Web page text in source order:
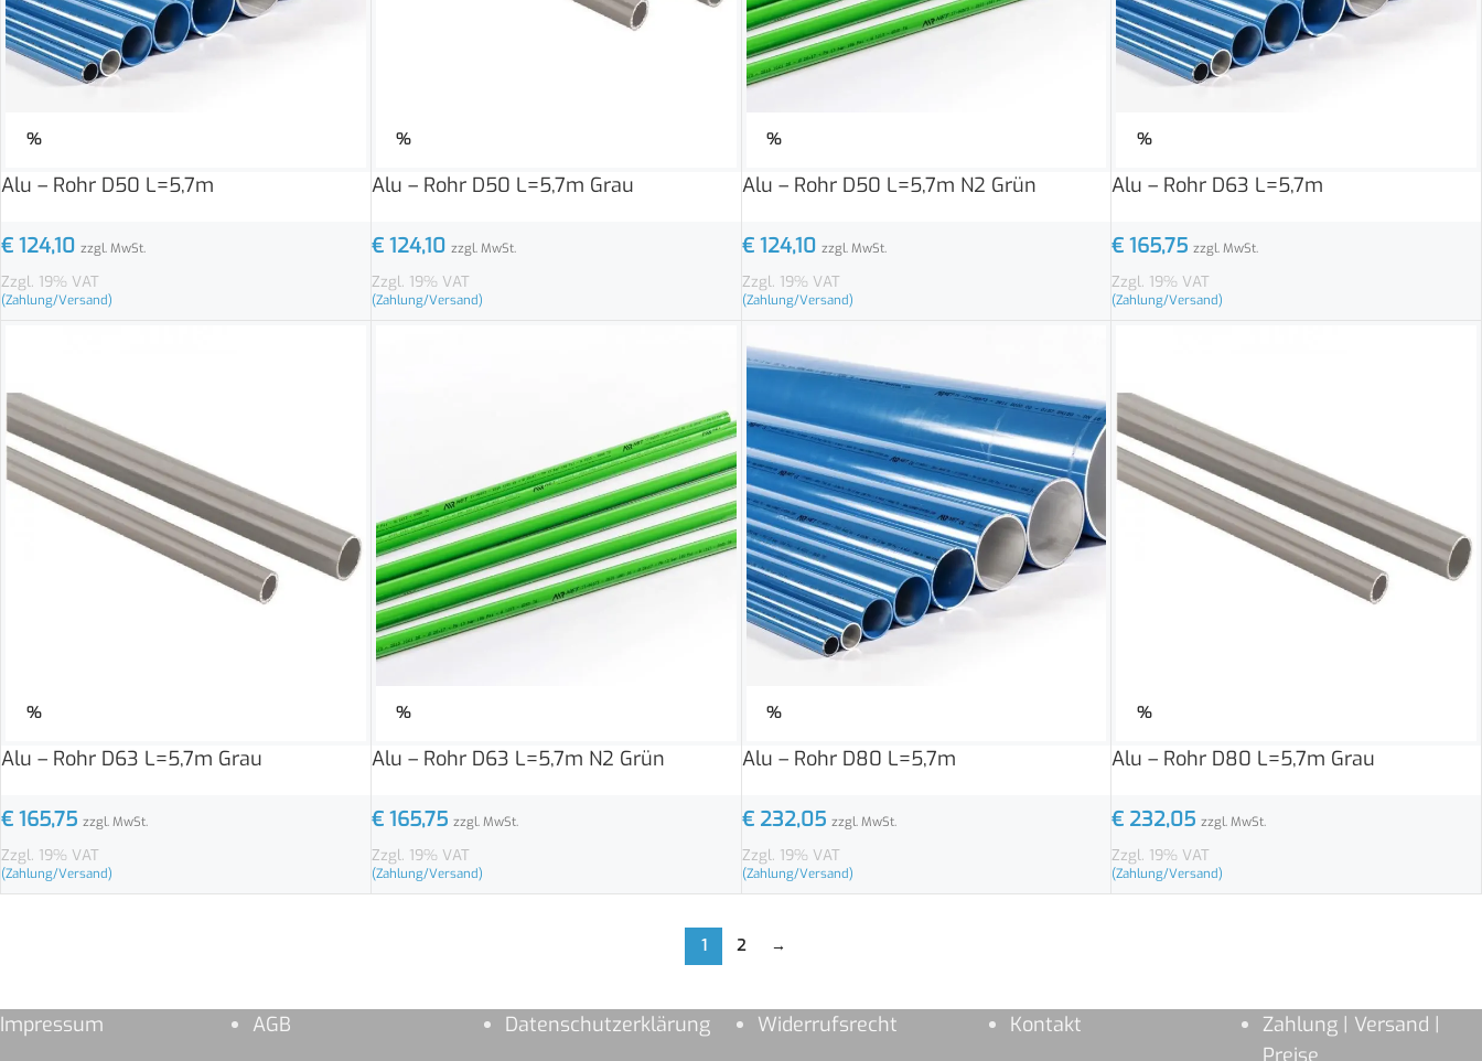
%
Alu – Rohr D50 L=5,7m
€ 124,10 zzgl. MwSt.
Zzgl. 19% VAT
(Zahlung/Versand)
%
Alu – Rohr D50 L=5,7m Grau
€124,10 zzgl. MwSt.
Zzgl. 19% VAT
(Zahlung/Versand)
%
Alu – Rohr D50 L=5,7m N2 Grün
€124,10 zzgl. MwSt.
Zzgl. 19% VAT
(Zahlung/Versand)
%
Alu – Rohr D63 L=5,7m
€ 165,75 zzgl. MwSt.
Zzgl. 19% VAT
(Zahlung/Versand)
%
Alu – Rohr D63 L=5,7m Grau
€ 165,75 zzgl. MwSt.
Zzgl. 19% VAT
(Zahlung/Versand)
%
Alu – Rohr D63 L=5,7m N2 Grün
€165,75 zzgl. MwSt.
Zzgl. 19% VAT
(Zahlung/Versand)
%
Alu – Rohr D80 L=5,7m
€232,05 zzgl. MwSt.
Zzgl. 19% VAT
(Zahlung/Versand)
%
Alu – Rohr D80 L=5,7m Grau
€ 232,05 zzgl. MwSt.
Zzgl. 19% VAT
(Zahlung/Versand)
1 2 →
Impressum AGB Datenschutzerklärung Widerrufsrecht Kontakt
Zahlung | Versand |
Preise